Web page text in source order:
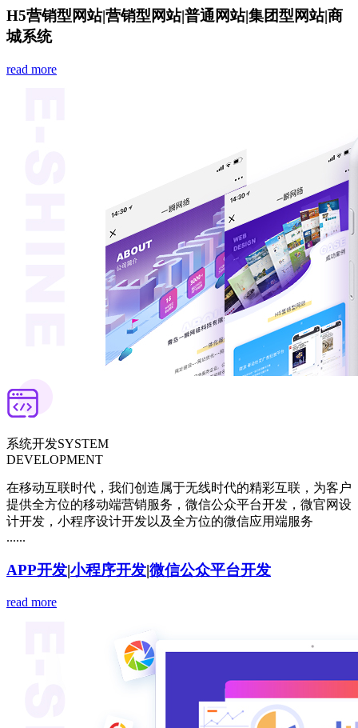
H5营销型网站|营销型网站|普通网站|集团型网站|商
城系统
read more
系统开发SYSTEM
DEVELOPMENT
在移动互联时代，我们创造属于无线时代的精彩互联，为客户
提供全方位的移动端营销服务，微信公众平台开发，微官网设
计开发，小程序设计开发以及全方位的微信应用端服务
......
APP开发|小程序开发|微信公众平台开发
read more